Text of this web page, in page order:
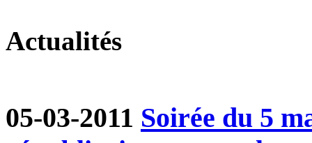
Actualités
05-03-2011 Soirée du 5